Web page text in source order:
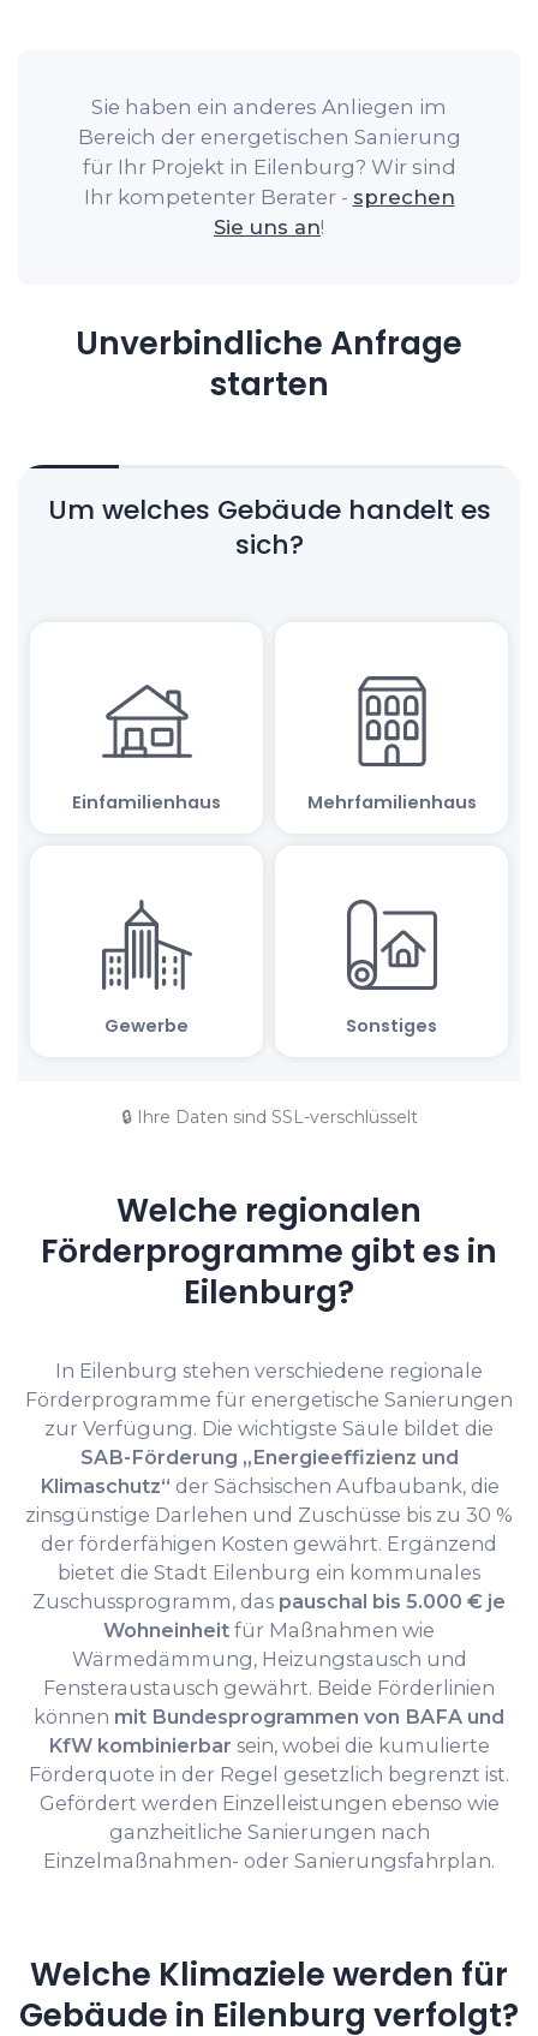
Sie haben ein anderes Anliegen im
Bereich der energetischen Sanierung
für Ihr Projekt in Eilenburg? Wir sind
Ihr kompetenter Berater - sprechen
Sie uns an!
Unverbindliche Anfrage
starten
🔒 Ihre Daten sind SSL-verschlüsselt
Welche regionalen
Förderprogramme gibt es in
Eilenburg?
In Eilenburg stehen verschiedene regionale
Förderprogramme für energetische Sanierungen
zur Verfügung. Die wichtigste Säule bildet die
SAB-Förderung „Energieeffizienz und
Klimaschutz“ der Sächsischen Aufbaubank, die
zinsgünstige Darlehen und Zuschüsse bis zu 30 %
der förderfähigen Kosten gewährt. Ergänzend
bietet die Stadt Eilenburg ein kommunales
Zuschussprogramm, das pauschal bis 5.000 € je
Wohneinheit für Maßnahmen wie
Wärmedämmung, Heizungstausch und
Fensteraustausch gewährt. Beide Förderlinien
können mit Bundesprogrammen von BAFA und
KfW kombinierbar sein, wobei die kumulierte
Förderquote in der Regel gesetzlich begrenzt ist.
Gefördert werden Einzelleistungen ebenso wie
ganzheitliche Sanierungen nach
Einzelmaßnahmen- oder Sanierungsfahrplan.
Welche Klimaziele werden für
Gebäude in Eilenburg verfolgt?